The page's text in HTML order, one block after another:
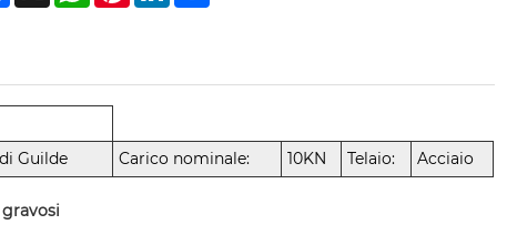
Guilde Carico nominale: 10KN Telaio: Acciaio